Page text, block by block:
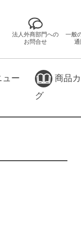
法人外商部門への
お問合せ
一般
通
ュー
商品
グ